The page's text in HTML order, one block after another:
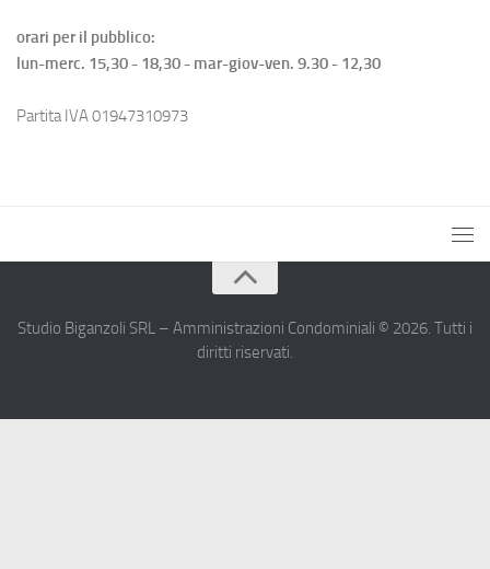
orari per il pubblico:
lun-merc. 15,30 - 18,30 - mar-giov-ven. 9.30 - 12,30
Partita IVA 01947310973
Studio Biganzoli SRL – Amministrazioni Condominiali © 2026. Tutti i
diritti riservati.